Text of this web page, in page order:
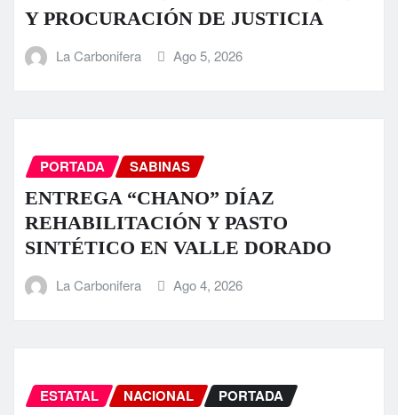
Y PROCURACIÓN DE JUSTICIA
La Carbonifera Ago 5, 2026
PORTADA SABINAS
ENTREGA “CHANO” DÍAZ
REHABILITACIÓN Y PASTO
SINTÉTICO EN VALLE DORADO
La Carbonifera Ago 4, 2026
ESTATAL NACIONAL PORTADA